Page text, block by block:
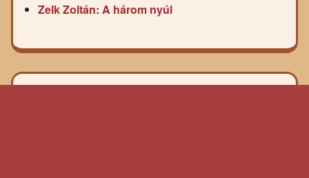
Zelk Zoltán: A három nyúl